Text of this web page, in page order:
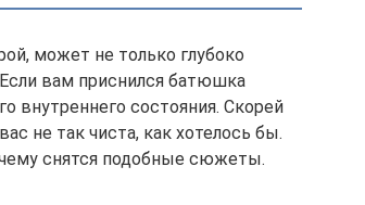
может не только глубоко
вам приснился батюшка
внутреннего состояния. Скорей
не так чиста, как хотелось бы.
снятся подобные сюжеты.